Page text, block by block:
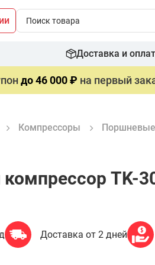
Доставка и
до 46 000 ₽ на первый
Компрессоры
TK-
Доставка от 2 дней